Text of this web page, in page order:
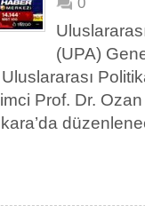
(UPA)
Prof. Dr.